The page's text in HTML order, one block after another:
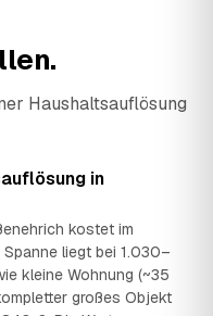
Haushaltsauflösung
in
kostet im
liegt bei 1.030–
kleine Wohnung (~35
großes Objekt